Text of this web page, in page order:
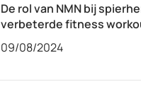
De rol van NMN bij
verbeterde fitness
09/08/2024